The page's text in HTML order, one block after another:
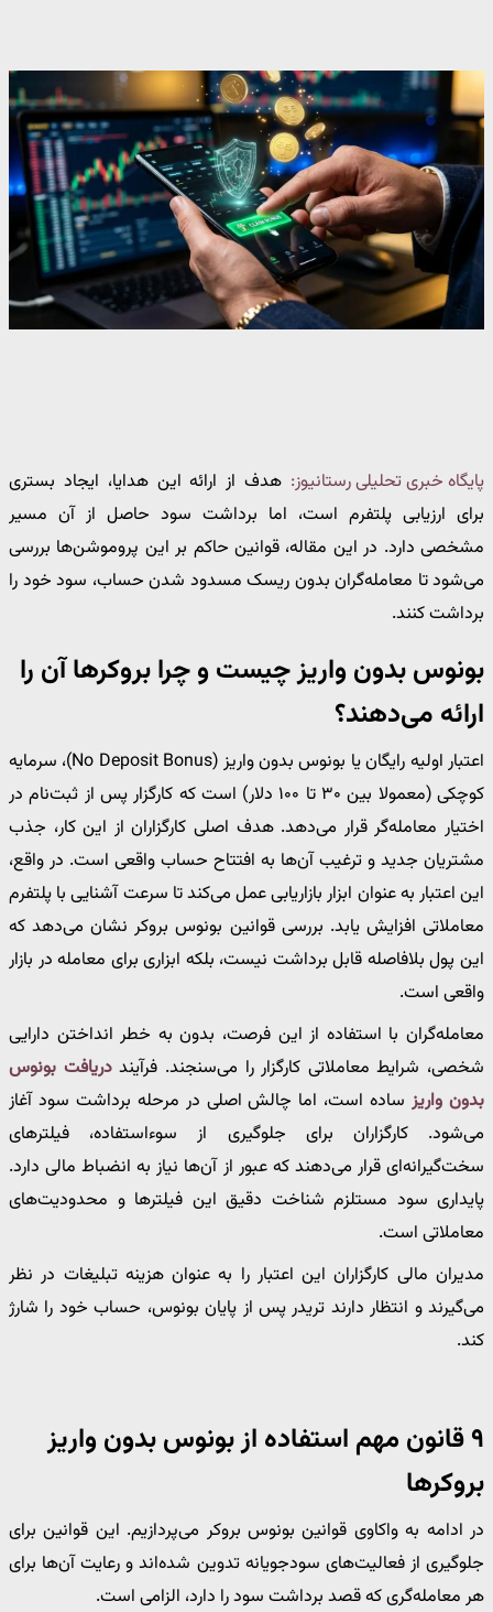
پایگاه خبری تحلیلی رستانیوز: هدف از ارائه این هدایا، ایجاد بستری
برای ارزیابی پلتفرم است، اما برداشت سود حاصل از آن مسیر
مشخصی دارد. در این مقاله، قوانین حاکم بر این پروموشن‌ها بررسی
می‌شود تا معامله‌گران بدون ریسک مسدود شدن حساب، سود خود را
برداشت کنند.
بونوس بدون واریز چیست و چرا بروکرها آن را
ارائه می‌دهند؟
اعتبار اولیه رایگان یا بونوس بدون واریز (No Deposit Bonus)، سرمایه
کوچکی (معمولا بین ۳۰ تا ۱۰۰ دلار) است که کارگزار پس از ثبت‌نام در
اختیار معامله‌گر قرار می‌دهد. هدف اصلی کارگزاران از این کار، جذب
مشتریان جدید و ترغیب آن‌ها به افتتاح حساب واقعی است. در واقع،
این اعتبار به عنوان ابزار بازاریابی عمل می‌کند تا سرعت آشنایی با پلتفرم
معاملاتی افزایش یابد. بررسی قوانین بونوس بروکر نشان می‌دهد که
این پول بلافاصله قابل برداشت نیست، بلکه ابزاری برای معامله در بازار
واقعی است.
معامله‌گران با استفاده از این فرصت، بدون به خطر انداختن دارایی
شخصی، شرایط معاملاتی کارگزار را می‌سنجند. فرآینددریافت بونوس
بدون واریزساده است، اما چالش اصلی در مرحله برداشت سود آغاز
می‌شود. کارگزاران برای جلوگیری از سوءاستفاده، فیلترهای
سخت‌گیرانه‌ای قرار می‌دهند که عبور از آن‌ها نیاز به انضباط مالی دارد.
پایداری سود مستلزم شناخت دقیق این فیلترها و محدودیت‌های
معاملاتی است.
مدیران مالی کارگزاران این اعتبار را به عنوان هزینه تبلیغات در نظر
می‌گیرند و انتظار دارند تریدر پس از پایان بونوس، حساب خود را شارژ
کند.
۹ قانون مهم استفاده از بونوس بدون واریز
بروکرها
در ادامه به واکاوی قوانین بونوس بروکر می‌پردازیم. این قوانین برای
جلوگیری از فعالیت‌های سودجویانه تدوین شده‌اند و رعایت آن‌ها برای
هر معامله‌گری که قصد برداشت سود را دارد، الزامی است.